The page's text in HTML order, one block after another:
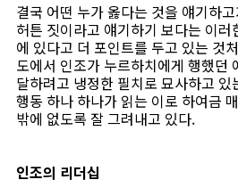
결국 어떤 누가 옳다는 것을 얘기하
허튼 짓이라고 얘기하기 보다는 이러
에 있다고 더 포인트를 두고 있는 것
도에서 인조가 누르하치에게 행했던
달하려고 냉정한 필치로 묘사하고 있
행동 하나 하나가 읽는 이로 하여금
밖에 없도록 잘 그려내고 있다.
인조의 리더십